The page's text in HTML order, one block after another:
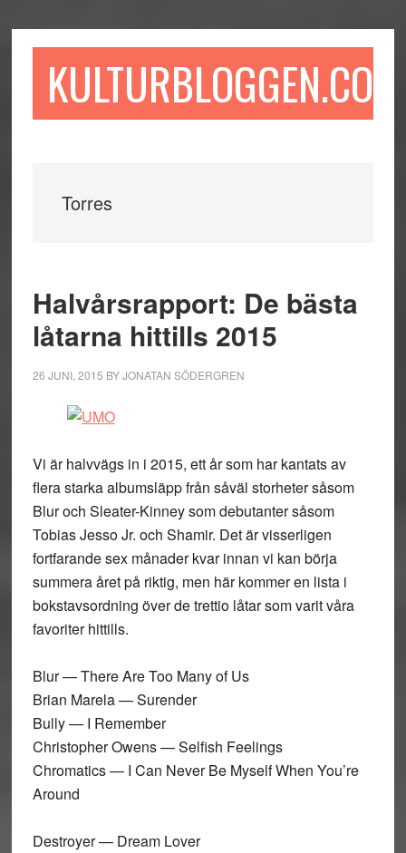
till
till
sidofältet
till
KULTURBLOGGEN.COM
Torres
Halvårsrapport: De bästa
låtarna hittills 2015
26 JUNI, 2015 BYJONATAN SÖDERGREN
Vi är halvvägs in i 2015, ett år som har kantats av
flera starka albumsläpp från såväl storheter såsom
Blur och Sleater-Kinney som debutanter såsom
Tobias Jesso Jr. och Shamir. Det är visserligen
fortfarande sex månader kvar innan vi kan börja
summera året på riktig, men här kommer en lista i
bokstavsordning över de trettio låtar som varit våra
favoriter hittills.
Blur — There Are Too Many of Us
Brian Marela — Surender
Bully — I Remember
Christopher Owens — Selfish Feelings
Chromatics — I Can Never Be Myself When You’re
Around
Destroyer — Dream Lover